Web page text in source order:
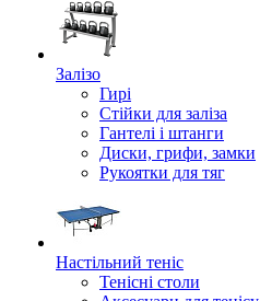
Залізо
Гирі
Стійки для заліза
Гантелі і штанги
Диски, грифи, замки
Рукоятки для тяг
Настільний теніс
Тенісні столи